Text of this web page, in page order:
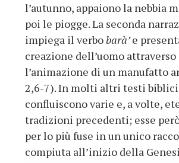
l’autunno, appaiono la nebbia
poi le piogge. La seconda
impiega il verbobarà’e
creazione dell’uomo attraverso
l’animazione di un manufatto
2,6-7). In molti altri testi biblici
confluiscono varie e, a volte,
tradizioni precedenti; esse
per lo più fuse in un unico
compiuta all’inizio della